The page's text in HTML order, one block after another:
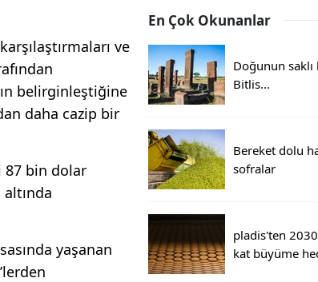
ve
belirginleştiğine
daha cazip bir
87 bin dolar
yaşanan
En Çok Okunanlar
Doğunun saklı
Bitlis...
Bereket dolu
sofralar
pladis'ten
kat büyüme